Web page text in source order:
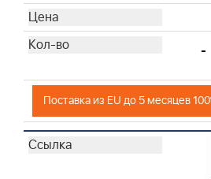
-
Поставка из EU до 5 месяцев